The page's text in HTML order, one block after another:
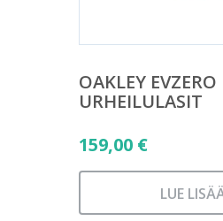
OAKLEY EVZERO
URHEILULASIT
159,00 €
LUE